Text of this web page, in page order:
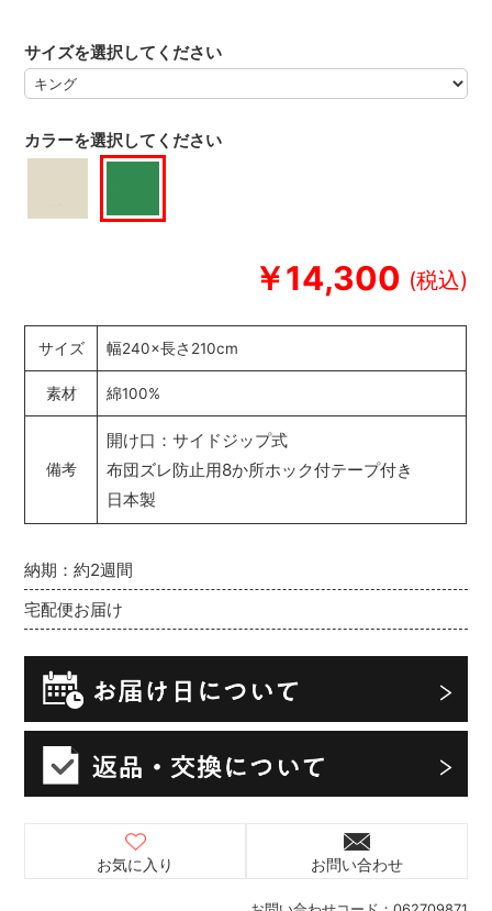
￥14,300
納期：約2週間
宅配便お届け
カラーを選択してください
サイズを選択してください
お気に入り お問い合わせ
サイズ 幅240×長さ210cm
素材 綿100%
備考
開け口：サイドジップ式
布団ズレ防止用8か所ホック付テープ付き
日本製